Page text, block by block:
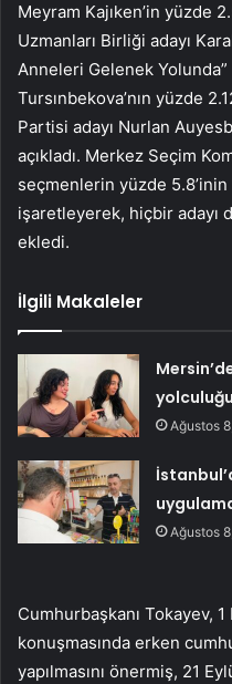
Meyram Kajıken’in yüzde
Uzmanları Birliği adayı
Anneleri Gelenek
Tursınbekova’nın yüzde
Partisi adayı Nurlan
açıkladı. Merkez Seçim
seçmenlerin yüzde
işaretleyerek, hiçbir adayı
ekledi.
İlgili Makaleler
yolculuğu
Ağustos
Ağustos
Cumhurbaşkanı Tokayev,
konuşmasında erken
yapılmasını önermiş, 21